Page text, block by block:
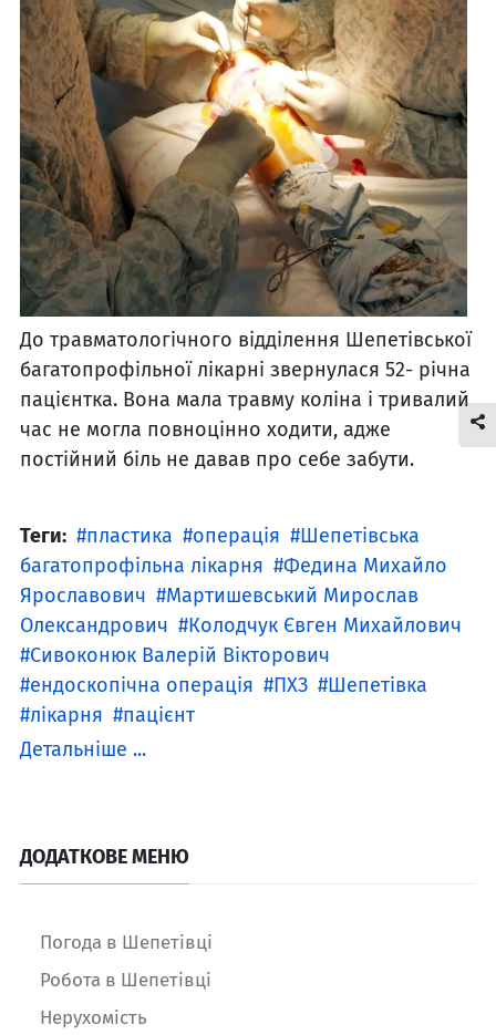
До травматологічного відділення Шепетівської
багатопрофільної лікарні звернулася 52- річна
пацієнтка. Вона мала травму коліна і тривалий
час не могла повноцінно ходити, адже
постійний біль не давав про себе забути.
Теги: пластика операція
Шепетівська
багатопрофільна лікарня
Федина Михайло
Ярославович
Мартишевський Мирослав
Олександрович
Колодчук Євген Михайлович
Сивоконюк Валерій Вікторович
ендоскопічна операція
ПХЗ
Шепетівка
лікарня
пацієнт
Детальніше ...
ДОДАТКОВЕ МЕНЮ
Погода в Шепетівці
Робота в Шепетівці
Нерухомість